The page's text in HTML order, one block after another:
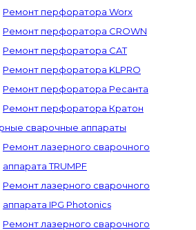
Ремонт перфоратора Worx
Ремонт перфоратора CROWN
Ремонт перфоратора CAT
Ремонт перфоратора KLPRO
Ремонт перфоратора Ресанта
Ремонт перфоратора Кратон
сварочные аппараты
Ремонт лазерного сварочного
аппарата TRUMPF
Ремонт лазерного сварочного
аппарата IPG Photonics
Ремонт лазерного сварочного